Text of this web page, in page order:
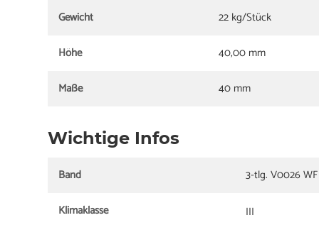
Gewicht
22 kg/Stück
Höhe
40,00 mm
Maße
40 mm
Wichtige Infos
Band
3-tlg. V0026
Klimaklasse
III